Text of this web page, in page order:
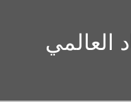
العالمي